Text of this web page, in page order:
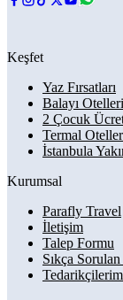
Keşfet
Yaz Fırsatları
Balayı Otelleri
2 Çocuk
Termal Oteller
İstanbula
Kurumsal
Parafly Travel
İletişim
Talep Formu
Sıkça